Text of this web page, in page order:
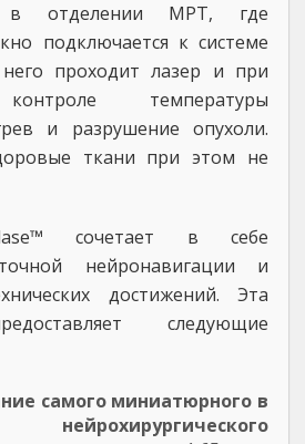
в отделении МРТ, где
подключается к системе
проходит лазер и при
температуры
и разрушение опухоли.
ткани при этом не
сочетает в себе
нейронавигации и
достижений. Эта
следующие
самого миниатюрного в